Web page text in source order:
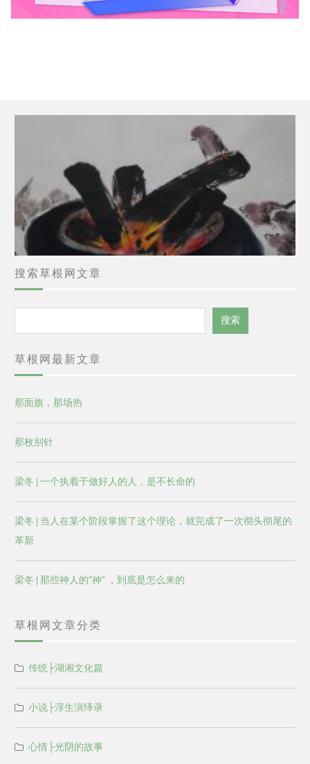
搜索草根网文章
索
搜索
草根网最新文章
那面旗，那场热
那枚别针
梁冬 | 一个执着于做好人的人，是不长命的
梁冬 | 当人在某个阶段掌握了这个理论，就完成了一次彻头彻尾的
革新
梁冬 | 那些神人的“神” ，到底是怎么来的
草根网文章分类
传统├湖湘文化篇
小说├浮生演绎录
心情├光阴的故事